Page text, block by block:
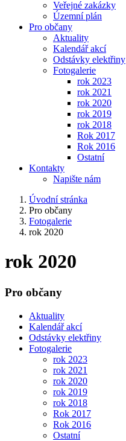
Veřejné zakázky
Územní plán
Pro občany
Aktuality
Kalendář akcí
Odstávky elektřiny
Fotogalerie
rok 2023
rok 2021
rok 2020
rok 2019
rok 2018
Rok 2017
Rok 2016
Ostatní
Kontakty
Napište nám
Úvodní stránka
Pro občany
Fotogalerie
rok 2020
rok 2020
Pro občany
Aktuality
Kalendář akcí
Odstávky elektřiny
Fotogalerie
rok 2023
rok 2021
rok 2020
rok 2019
rok 2018
Rok 2017
Rok 2016
Ostatní